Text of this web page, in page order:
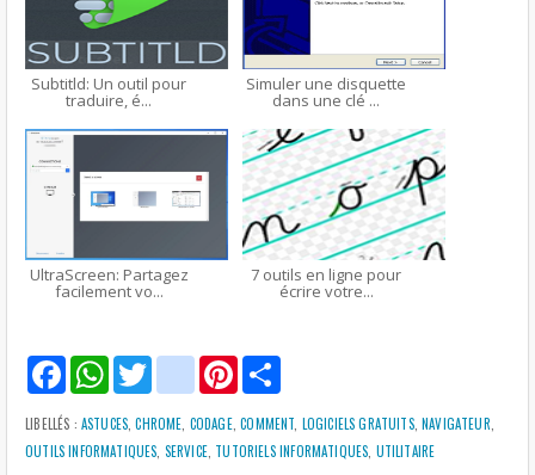
Subtitld: Un outil pour
traduire, é...
Simuler une disquette
dans une clé ...
UltraScreen: Partagez
facilement vo...
7 outils en ligne pour
écrire votre...
F
a
c
e
b
o
W
h
a
t
s
A
T
t
t
e
g
m
a
i
l
P
i
n
t
e
r
r
e
LIBELLÉS : ASTUCES,CHROME, CODAGE,COMMENT, LOGICIELS GRATUITS,NAVIGATEUR,
OUTILS INFORMATIQUES, SERVICE, TUTORIELS INFORMATIQUES, UTILITAIRE